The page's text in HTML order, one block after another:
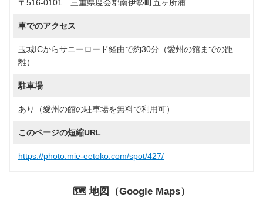
〒516-0101 三重県度会郡南伊勢町五ヶ所浦
車でのアクセス
玉城ICからサニーロード経由で約30分（愛州の館までの距
離）
駐車場
あり（愛州の館の駐車場を無料で利用可）
このページの短縮URL
https://photo.mie-eetoko.com/spot/427/
🗺️ 地図（Google Maps）